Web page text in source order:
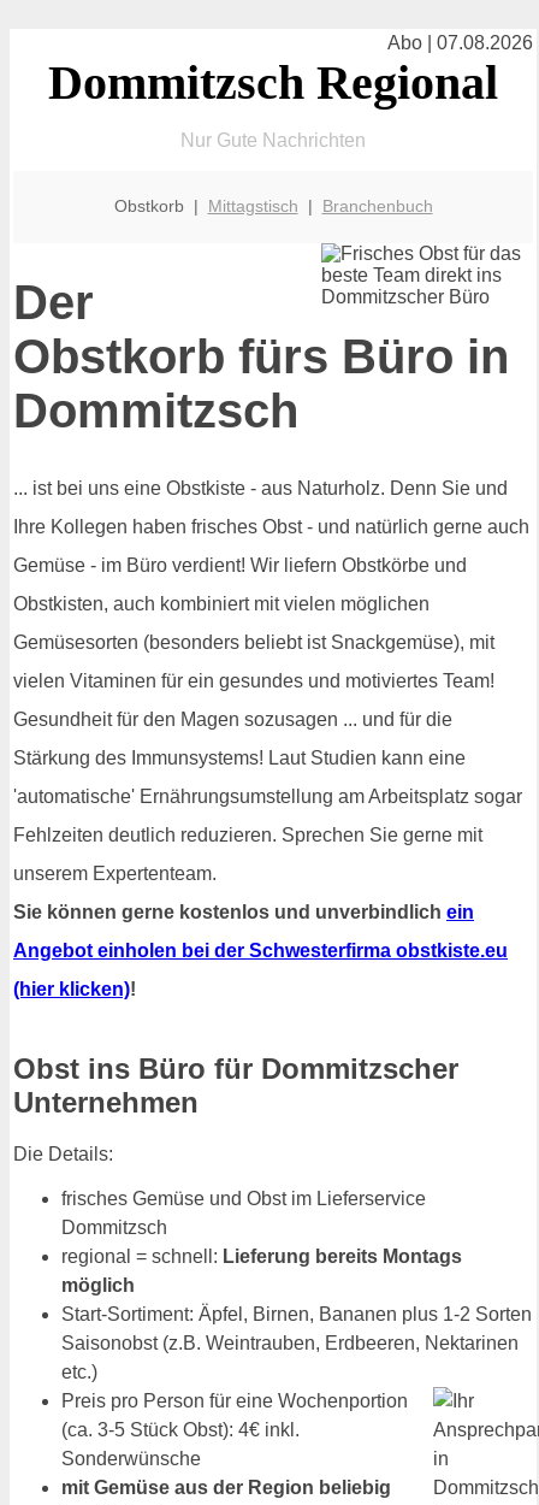
Abo | 07.08.2026
Dommitzsch Regional
Nur Gute Nachrichten
Obstkorb | Mittagstisch | Branchenbuch
Der
Obstkorb fürs Büro in
Dommitzsch
... ist bei uns eine Obstkiste - aus Naturholz. Denn Sie und
Ihre Kollegen haben frisches Obst - und natürlich gerne auch
Gemüse - im Büro verdient! Wir liefern Obstkörbe und
Obstkisten, auch kombiniert mit vielen möglichen
Gemüsesorten (besonders beliebt ist Snackgemüse), mit
vielen Vitaminen für ein gesundes und motiviertes Team!
Gesundheit für den Magen sozusagen ... und für die
Stärkung des Immunsystems! Laut Studien kann eine
'automatische' Ernährungsumstellung am Arbeitsplatz sogar
Fehlzeiten deutlich reduzieren. Sprechen Sie gerne mit
unserem Expertenteam.
Sie können gerne kostenlos und unverbindlich ein
Angebot einholen bei der Schwesterfirma obstkiste.eu
(hier klicken)!
Obst ins Büro für Dommitzscher
Unternehmen
Die Details:
frisches Gemüse und Obst im Lieferservice
Dommitzsch
regional = schnell: Lieferung bereits Montags
möglich
Start-Sortiment: Äpfel, Birnen, Bananen plus 1-2 Sorten
Saisonobst (z.B. Weintrauben, Erdbeeren, Nektarinen
etc.)
Preis pro Person für eine Wochenportion
(ca. 3-5 Stück Obst): 4€ inkl.
Sonderwünsche
mit Gemüse aus der Region beliebig